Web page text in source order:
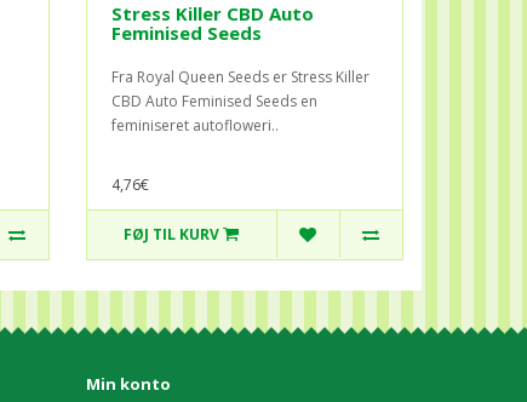
Stress Killer CBD Auto
Feminised Seeds
Fra Royal Queen Seeds er Stress Killer
CBD Auto Feminised Seeds en
feminiseret autofloweri..
4,76€
FØJ TIL KURV
Min konto